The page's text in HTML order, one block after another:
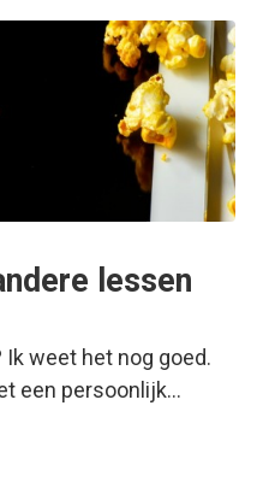
lessen
weet het nog goed.
een persoonlijk…